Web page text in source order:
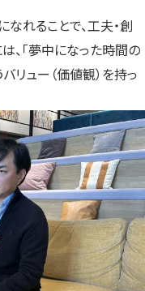
なれることで、工夫・創
、「夢中になった時間の
リュー（価値観）を持っ